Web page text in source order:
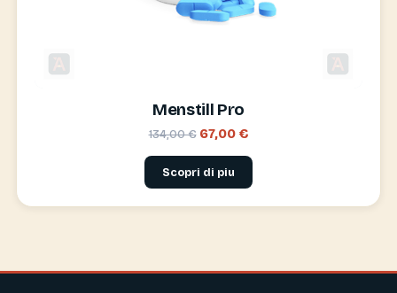
Menstill Pro
134,00 €67,00 €
Scopri di piu